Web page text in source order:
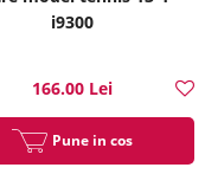
i9300
166.00 Lei
Pune in cos